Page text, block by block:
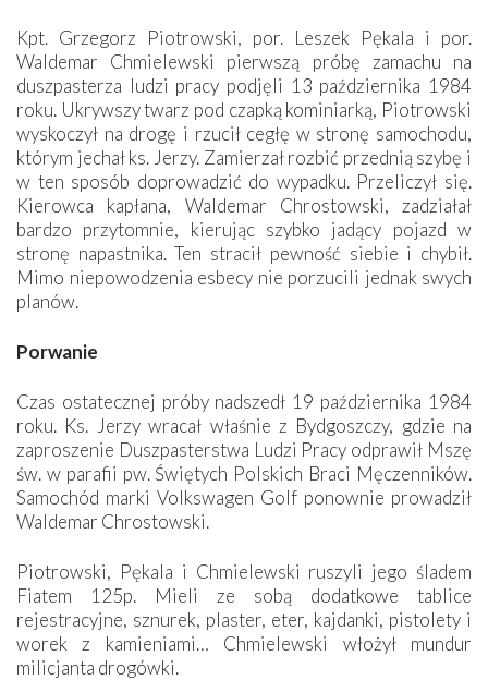
Kpt. Grzegorz Piotrowski, por. Leszek Pękala i por.
Waldemar Chmielewski pierwszą próbę zamachu na
duszpasterza ludzi pracy podjęli 13 października 1984
roku. Ukrywszy twarz pod czapką kominiarką, Piotrowski
wyskoczył na drogę i rzucił cegłę w stronę samochodu,
którym jechał ks. Jerzy. Zamierzał rozbić przednią szybę i
w ten sposób doprowadzić do wypadku. Przeliczył się.
Kierowca kapłana, Waldemar Chrostowski, zadziałał
bardzo przytomnie, kierując szybko jadący pojazd w
stronę napastnika. Ten stracił pewność siebie i chybił.
Mimo niepowodzenia esbecy nie porzucili jednak swych
planów.
Porwanie
Czas ostatecznej próby nadszedł 19 października 1984
roku. Ks. Jerzy wracał właśnie z Bydgoszczy, gdzie na
zaproszenie Duszpasterstwa Ludzi Pracy odprawił Mszę
św. w parafii pw. Świętych Polskich Braci Męczenników.
Samochód marki Volkswagen Golf ponownie prowadził
Waldemar Chrostowski.
Piotrowski, Pękala i Chmielewski ruszyli jego śladem
Fiatem 125p. Mieli ze sobą dodatkowe tablice
rejestracyjne, sznurek, plaster, eter, kajdanki, pistolety i
worek z kamieniami… Chmielewski włożył mundur
milicjanta drogówki.